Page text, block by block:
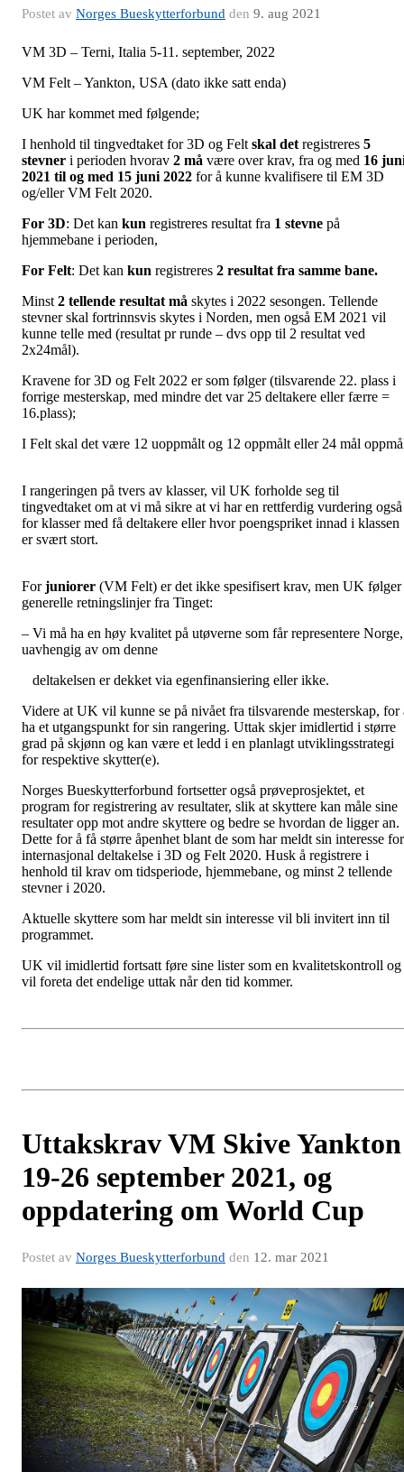
Postet av Norges Bueskytterforbund den 9. aug 2021
VM 3D – Terni, Italia 5-11. september, 2022
VM Felt – Yankton, USA (dato ikke satt enda)
UK har kommet med følgende;
I henhold til tingvedtaket for 3D og Feltskal detregistreres 5
stevner i perioden hvorav 2 må være over krav, fra og med 16
2021 til og med 15 juni 2022 for å kunne kvalifisere til EM 3D
og/eller VM Felt 2020.
For 3D: Det kan kun registreres resultat fra 1 stevne på
hjemmebane i perioden,
For Felt: Det kan kun registreres 2 resultat fra samme bane.
Minst2 tellende resultat må skytes i 2022 sesongen. Tellende
stevner skal fortrinnsvis skytes i Norden, men også EM 2021 vil
kunne telle med (resultat pr runde – dvs opp til 2 resultat ved
2x24mål).
Kravene for 3D og Felt 2022 er som følger (tilsvarende 22. plass i
forrige mesterskap, med mindre det var 25 deltakere eller færre =
16.plass);
I Felt skal det være 12 uoppmålt og 12 oppmålt eller 24 mål
I rangeringen på tvers av klasser, vil UK forholde seg til
tingvedtaket om at vi må sikre at vi har en rettferdig vurdering også
for klasser med få deltakere eller hvor poengspriket innad i klassen
er svært stort.
Forjuniorer (VM Felt) er det ikke spesifisert krav, men UK følger
generelle retningslinjer fra Tinget:
– Vi må ha en høy kvalitet på utøverne som får representere Norge,
uavhengig av om denne
deltakelsen er dekket via egenfinansiering eller ikke.
Videre at UK vil kunne se på nivået fra tilsvarende mesterskap, for
ha et utgangspunkt for sin rangering. Uttak skjer imidlertid i større
grad på skjønn og kan være et ledd i en planlagt utviklingsstrategi
for respektive skytter(e).
Norges Bueskytterforbund fortsetter også prøveprosjektet, et
program for registrering av resultater, slik at skyttere kan måle sine
resultater opp mot andre skyttere og bedre se hvordan de ligger an.
Dette for å få større åpenhet blant de som har meldt sin interesse for
internasjonal deltakelse i 3D og Felt 2020. Husk å registrere i
henhold til krav om tidsperiode, hjemmebane, og minst 2 tellende
stevner i 2020.
Aktuelle skyttere som har meldt sin interesse vil bli invitert inn til
programmet.
UK vil imidlertid fortsatt føre sine lister som en kvalitetskontroll og
vil foreta det endelige uttak når den tid kommer.
Uttakskrav VM Skive Yankton
19-26 september 2021, og
oppdatering om World Cup
Postet av Norges Bueskytterforbund den 12. mar 2021